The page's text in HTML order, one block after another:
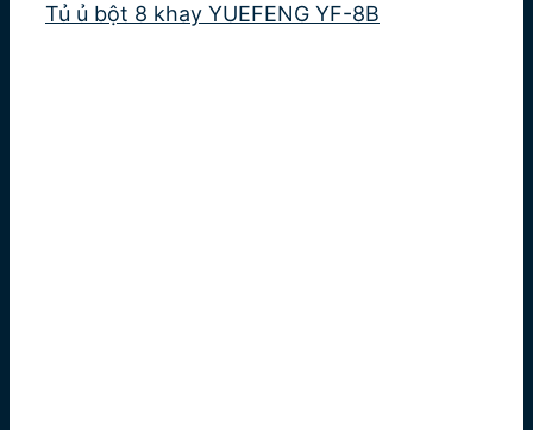
Tủ ủ bột 8 khay YUEFENG YF-8B